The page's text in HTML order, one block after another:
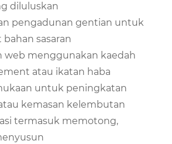
diluluskan
pengadunan gentian untuk
sasaran
web menggunakan kaedah
atau ikatan haba
untuk peningkatan
kemasan kelembutan
termasuk memotong,